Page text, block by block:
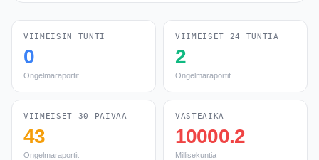
VIIMEISIN TUNTI
0
Ongelmaraportit
VIIMEISET 24 TUNTIA
2
Ongelmaraportit
VIIMEISET 30 PÄIVÄÄ
43
Ongelmaraportit
VASTEAIKA
10000.2
Millisekuntia